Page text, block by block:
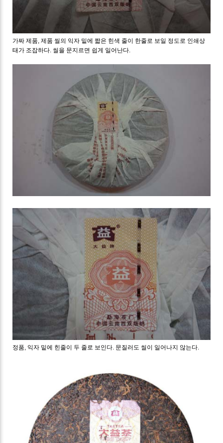
가짜 제품, 제품 씰의 익자 밑에 짧은 힌색 줄이 한줄로 보일 정도로 인쇄상
태가 조잡하다. 씰을 문지르면 쉽게 일어난다.
정품, 익자 밑에 힌줄이 두 줄로 보인다. 문질러도 씰이 일어나지 않는다.